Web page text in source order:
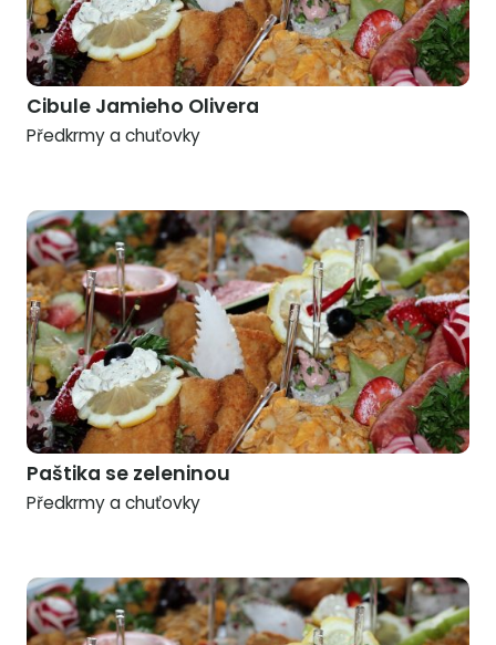
Cibule Jamieho Olivera
Předkrmy a chuťovky
Paštika se zeleninou
Předkrmy a chuťovky